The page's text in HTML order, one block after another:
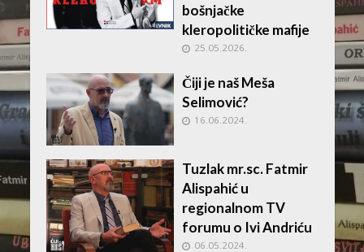
bošnjačke
kleropolitičke mafije
25.05.2026.
Čiji je naš Meša
Selimović?
16.06.2024.
Tuzlak mr.sc. Fatmir
Alispahić u
regionalnom TV
forumu o Ivi Andriću
06.05.2024.